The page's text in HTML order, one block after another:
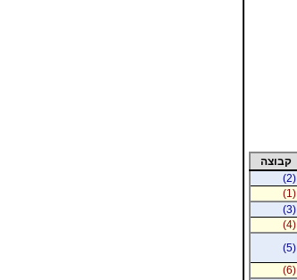
קבוצה
(2)
(1)
(3)
(4)
(5)
(6)